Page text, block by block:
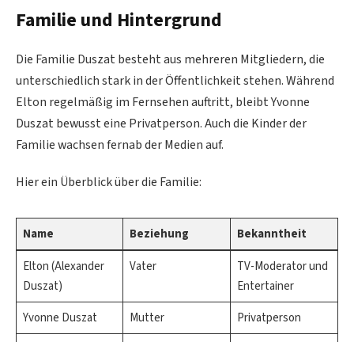
Familie und Hintergrund
Die Familie Duszat besteht aus mehreren Mitgliedern, die
unterschiedlich stark in der Öffentlichkeit stehen. Während
Elton regelmäßig im Fernsehen auftritt, bleibt Yvonne
Duszat bewusst eine Privatperson. Auch die Kinder der
Familie wachsen fernab der Medien auf.
Hier ein Überblick über die Familie:
Name Beziehung
Bekanntheit
Elton (Alexander
Duszat)
Vater
TV-Moderator und
Entertainer
Yvonne Duszat
Mutter
Privatperson